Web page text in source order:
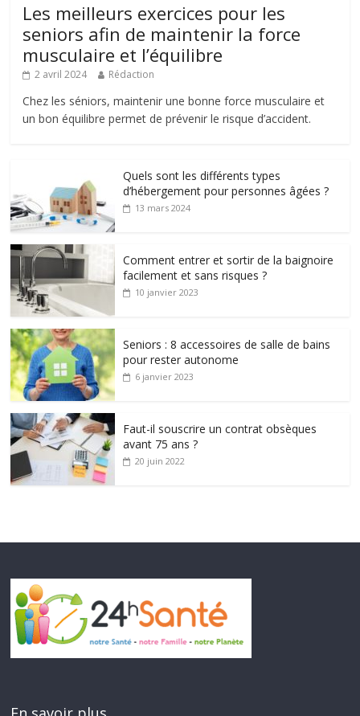
Les meilleurs exercices pour les
seniors afin de maintenir la force
musculaire et l’équilibre
2 avril 2024 Rédaction
Chez les séniors, maintenir une bonne force musculaire et
un bon équilibre permet de prévenir le risque d’accident.
Quels sont les différents types
d’hébergement pour personnes âgées ?
13 mars 2024
Comment entrer et sortir de la baignoire
facilement et sans risques ?
10 janvier 2023
Seniors : 8 accessoires de salle de bains
pour rester autonome
6 janvier 2023
Faut-il souscrire un contrat obsèques
avant 75 ans ?
20 juin 2022